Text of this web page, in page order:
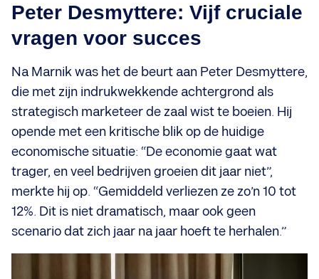
Peter Desmyttere: Vijf cruciale
vragen voor succes
Na Marnik was het de beurt aan Peter Desmyttere,
die met zijn indrukwekkende achtergrond als
strategisch marketeer de zaal wist te boeien. Hij
opende met een kritische blik op de huidige
economische situatie: “De economie gaat wat
trager, en veel bedrijven groeien dit jaar niet”,
merkte hij op. “Gemiddeld verliezen ze zo’n 10 tot
12%. Dit is niet dramatisch, maar ook geen
scenario dat zich jaar na jaar hoeft te herhalen.”